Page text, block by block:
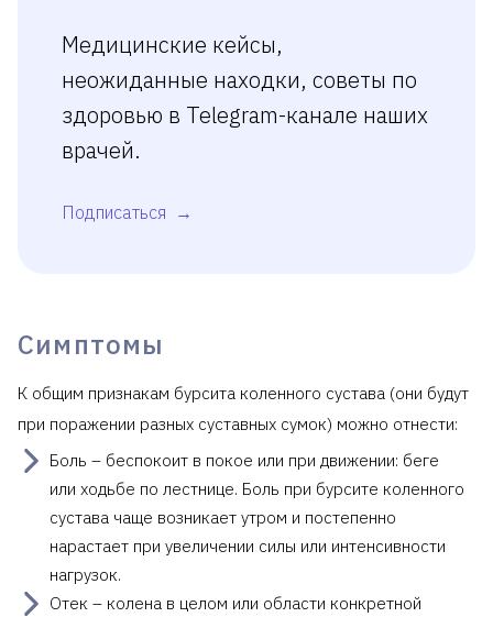
Медицинские кейсы,
неожиданные находки, советы по
здоровью в Telegram-канале наших
врачей.
Подписаться
Симптомы
К общим признакам бурсита коленного сустава (они будут
при поражении разных суставных сумок) можно отнести:
Боль – беспокоит в покое или при движении: беге
или ходьбе по лестнице. Боль при бурсите коленного
сустава чаще возникает утром и постепенно
нарастает при увеличении силы или интенсивности
нагрузок.
Отек – колена в целом или области конкретной